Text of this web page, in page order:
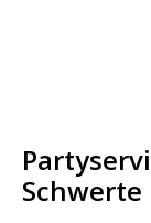
Schwerte